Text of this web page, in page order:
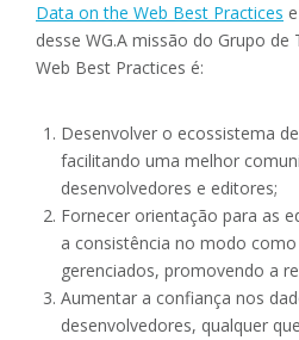
Data on the Web Best Practices
desse WG.A missão do Grupo
Web Best Practices é:
Desenvolver o ecossistema
facilitando uma melhor
desenvolvedores e editores;
Fornecer orientação para as
a consistência no modo
gerenciados, promovendo a
Aumentar a confiança nos
desenvolvedores, qualquer